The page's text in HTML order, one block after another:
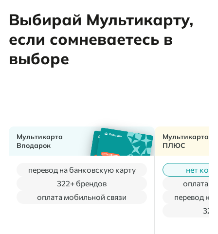
Выбирай Мультикарту,
если сомневаетесь в
выборе
Мультикарта
Вподарок
оплата мобильной связи
перевод на банковскую карту
322+ брендов
Мультикарта
ПЛЮС
нет
оплата
перевод на